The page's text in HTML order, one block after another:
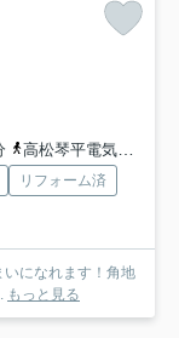
高松琴平電気鉄道琴平線「岡田」駅 徒歩63分
リフォーム済
になれます！角地
もっと見る